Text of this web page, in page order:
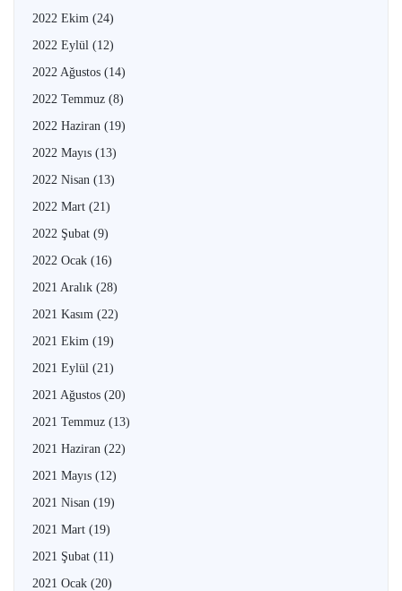
2022 Ekim (24)
2022 Eylül (12)
2022 Ağustos (14)
2022 Temmuz (8)
2022 Haziran (19)
2022 Mayıs (13)
2022 Nisan (13)
2022 Mart (21)
2022 Şubat (9)
2022 Ocak (16)
2021 Aralık (28)
2021 Kasım (22)
2021 Ekim (19)
2021 Eylül (21)
2021 Ağustos (20)
2021 Temmuz (13)
2021 Haziran (22)
2021 Mayıs (12)
2021 Nisan (19)
2021 Mart (19)
2021 Şubat (11)
2021 Ocak (20)